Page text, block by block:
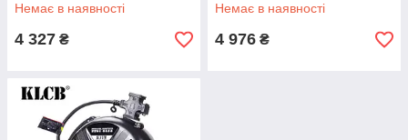
Немає в наявності
4 327 ₴
Немає в наявності
4 976 ₴